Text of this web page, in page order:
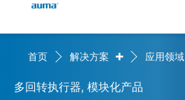
产品介绍
Global
搜索
首页 解决方案 + 应用领域
多回转执行器, 模块化产品